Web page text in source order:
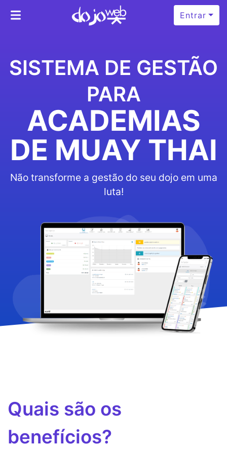
Entrar
SISTEMA DE GESTÃO
PARA
ACADEMIAS
DE MUAY THAI
Não transforme a gestão do seu dojo em uma
luta!
Quais são os
benefícios?